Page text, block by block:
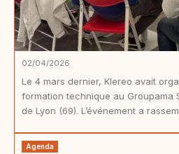
02/04/2026
Le 4 mars dernier, Klereo avait
formation technique au Groupama
de Lyon (69). L’événement a
Agenda